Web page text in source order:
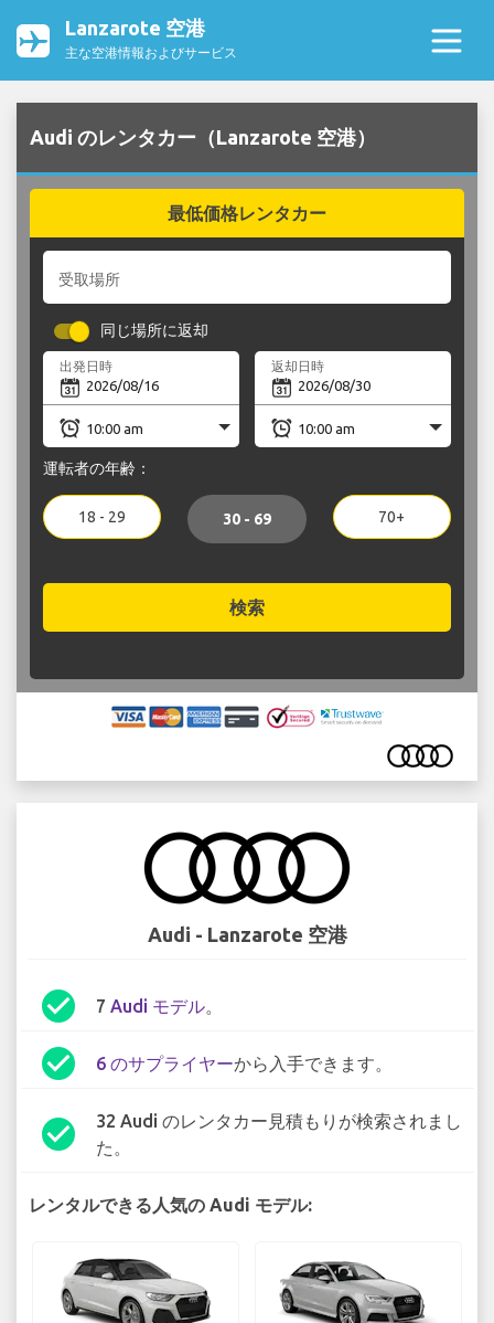
Lanzarote 空港
主な空港情報およびサービス
Audi のレンタカー（Lanzarote 空港）
最低価格レンタカー
受取場所
同じ場所に返却
出発日時 返却日時
運転者の年齢：
18 - 29 30 - 69 70+
検索
Audi - Lanzarote 空港
check_circle 7 Audi モデル。
check_circle 6 のサプライヤーから入手できます。
check_circle
32 Audi のレンタカー見積もりが検索されまし
た。
レンタルできる人気の Audi モデル: